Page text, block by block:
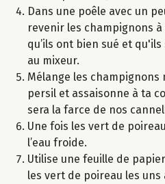
Dans une poêle avec un
revenir les champignons
qu’ils ont bien sué et
au mixeur.
Mélange les champignons
persil et assaisonne à ta
sera la farce de nos
Une fois les vert de
l’eau froide.
Utilise une feuille de
les vert de poireau les